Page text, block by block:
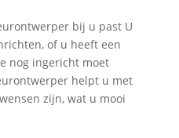
bij u past U
of u heeft een
nog ingericht moet
helpt u met
zijn, wat u mooi